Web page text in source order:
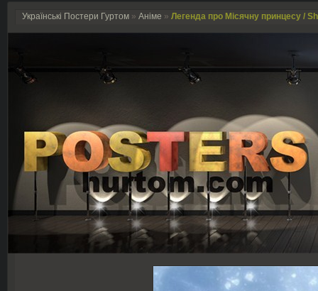
Українські Постери Гуртом » Аніме » Легенда про Місячну принцесу /